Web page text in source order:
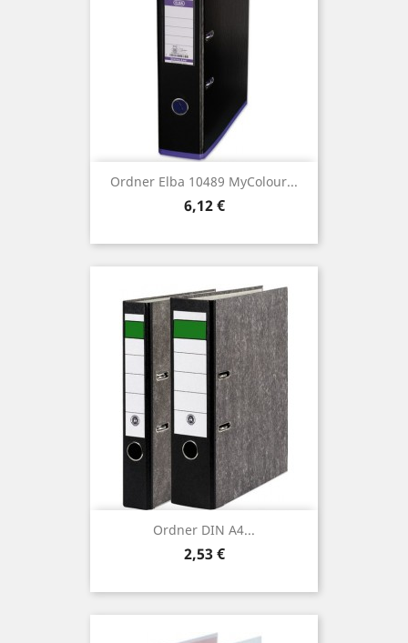
Ordner Elba 10489 MyColour...
Preis
6,12 €
Ordner DIN A4...
Preis
2,53 €